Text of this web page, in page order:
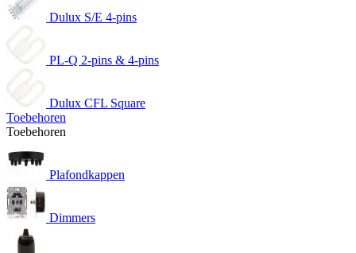
Dulux S/E 4-pins
PL-Q 2-pins & 4-pins
Dulux CFL Square
Toebehoren
Toebehoren
Plafondkappen
Dimmers